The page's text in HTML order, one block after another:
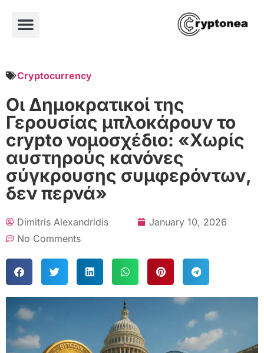
Cryptocurrency
Οι Δημοκρατικοί της
Γερουσίας μπλοκάρουν το
crypto νομοσχέδιο: «Χωρίς
αυστηρούς κανόνες
σύγκρουσης συμφερόντων,
δεν περνά»
Dimitris Alexandridis
January 10, 2026
No Comments